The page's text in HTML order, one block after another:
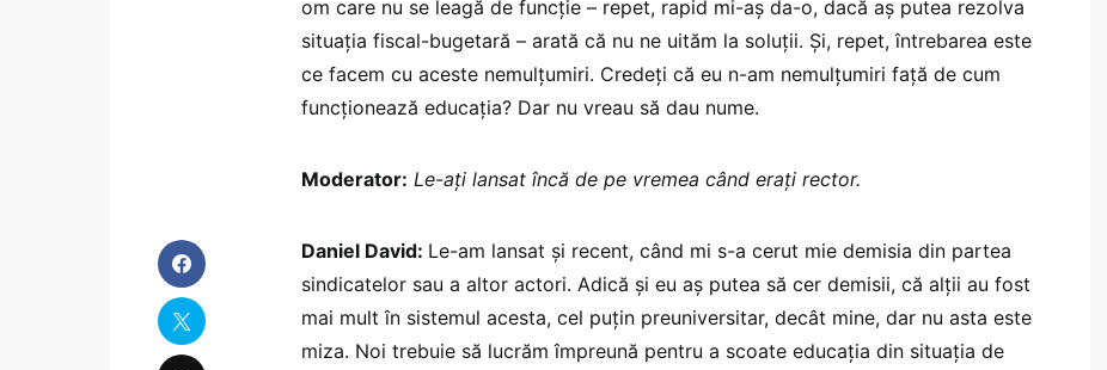
om care nu se leagă de funcție – repet, rapid mi-aș da-o, dacă aș putea rezolva
situația fiscal-bugetară – arată că nu ne uităm la soluții. Și, repet, întrebarea este
ce facem cu aceste nemulțumiri. Credeți că eu n-am nemulțumiri față de cum
funcționează educația? Dar nu vreau să dau nume.
Moderator: Le-ați lansat încă de pe vremea când erați rector.
Daniel David: Le-am lansat și recent, când mi s-a cerut mie demisia din partea
sindicatelor sau a altor actori. Adică și eu aș putea să cer demisii, că alții au fost
mai mult în sistemul acesta, cel puțin preuniversitar, decât mine, dar nu asta este
miza. Noi trebuie să lucrăm împreună pentru a scoate educația din situația de